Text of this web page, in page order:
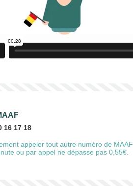
16 17 18
appeler tout autre numéro de MAAF
ou par appel ne dépasse pas 0,55€.